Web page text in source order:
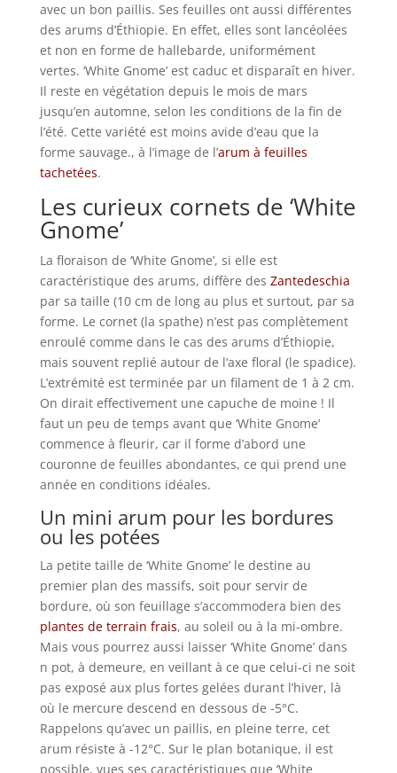
avec un bon paillis. Ses feuilles ont aussi différentes
des arums d’Éthiopie. En effet, elles sont lancéolées
et non en forme de hallebarde, uniformément
vertes. ‘White Gnome’ est caduc et disparaît en hiver.
Il reste en végétation depuis le mois de mars
jusqu’en automne, selon les conditions de la fin de
l’été. Cette variété est moins avide d’eau que la
forme sauvage., à l’image de l’arum à feuilles
tachetées.
Les curieux cornets de ‘White
Gnome’
La floraison de ‘White Gnome’, si elle est
caractéristique des arums, diffère des Zantedeschia
par sa taille (10 cm de long au plus et surtout, par sa
forme. Le cornet (la spathe) n’est pas complètement
enroulé comme dans le cas des arums d’Éthiopie,
mais souvent replié autour de l’axe floral (le spadice).
L’extrémité est terminée par un filament de 1 à 2 cm.
On dirait effectivement une capuche de moine ! Il
faut un peu de temps avant que ‘White Gnome’
commence à fleurir, car il forme d’abord une
couronne de feuilles abondantes, ce qui prend une
année en conditions idéales.
Un mini arum pour les bordures
ou les potées
La petite taille de ‘White Gnome’ le destine au
premier plan des massifs, soit pour servir de
bordure, où son feuillage s’accommodera bien des
plantes de terrain frais, au soleil ou à la mi-ombre.
Mais vous pourrez aussi laisser ‘White Gnome’ dans
n pot, à demeure, en veillant à ce que celui-ci ne soit
pas exposé aux plus fortes gelées durant l’hiver, là
où le mercure descend en dessous de -5°C.
Rappelons qu’avec un paillis, en pleine terre, cet
arum résiste à -12°C. Sur le plan botanique, il est
possible, vues ses caractéristiques que ‘White